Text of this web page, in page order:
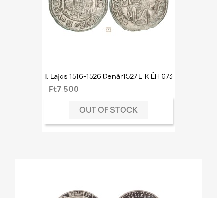
II. Lajos 1516-1526 Denár1527 L-K ÉH 673
Ft7,500
OUT OF STOCK